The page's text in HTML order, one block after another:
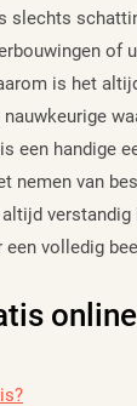
of
is het
een handige
nemen van
volledig